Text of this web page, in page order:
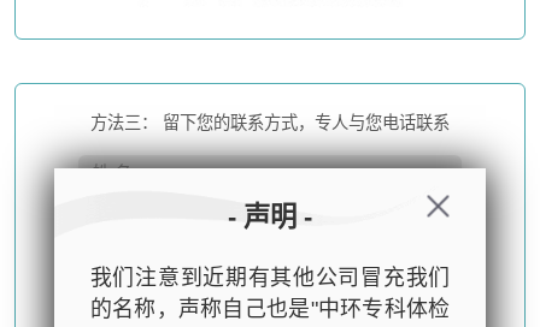
方法三： 留下您的联系方式，专人与您电话联系
- 声明 -
我们注意到近期有其他公司冒充我们
的名称，声称自己也是"中环专科体检